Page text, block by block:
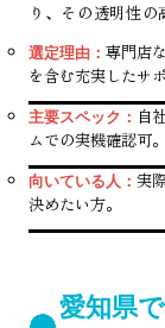
り、その透明性の
選定理由： 専門店
を含む充実したサ
主要スペック： 自
ムでの実機確認可。
向いている人： 実
決めたい方。
愛知県